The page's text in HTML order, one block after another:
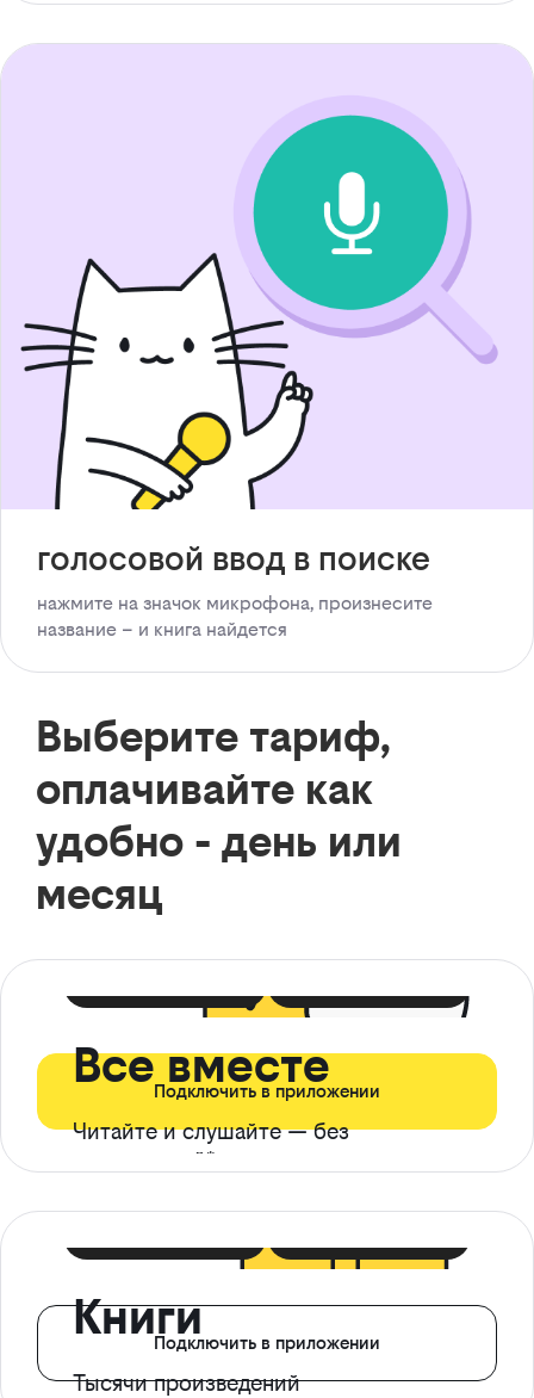
голосовой ввод в поиске
нажмите на значок микрофона, произнесите
название – и книга найдется
Выберите тариф,
оплачивайте как
удобно - день или
месяц
Все вместе
Читайте и слушайте — без
ограничений*
Подключить в приложении
Книги
Тысячи произведений
Подключить в приложении